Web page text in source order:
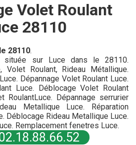
Volet Roulant
28110
28110.
située sur Luce dans le 28110.
Volet Roulant, Rideau Métallique.
Dépannage Volet Roulant Luce.
Luce. Déblocage Volet Roulant
RoulantLuce. Dépannage serrurier
Metallique Luce. Réparation
Déblocage Rideau Metallique Luce.
Remplacement fenetres Luce.